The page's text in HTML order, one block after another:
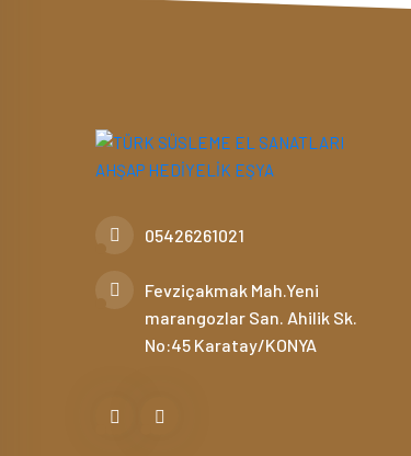
05426261021
Fevziçakmak Mah.Yeni
marangozlar San. Ahilik Sk.
No:45 Karatay/KONYA